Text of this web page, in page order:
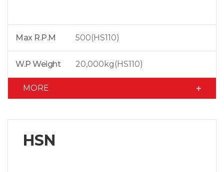
Max R.P.M 500(HS110)
W.P Weight 20,000kg(HS110)
MORE
HSN